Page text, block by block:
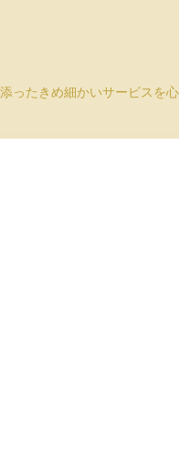
ったきめ細かいサービスを